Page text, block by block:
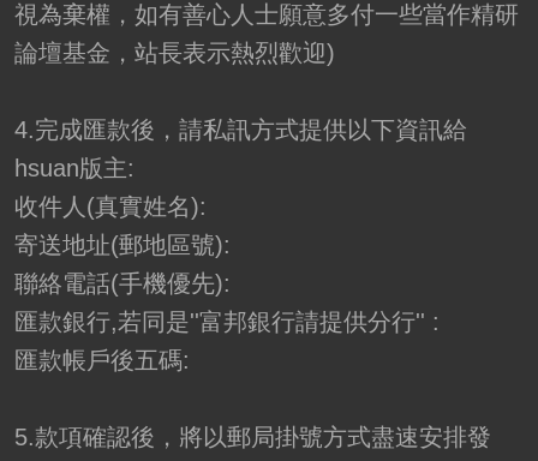
視為棄權，如有善心人士願意多付一些當作精研
論壇基金，站長表示熱烈歡迎)
4.完成匯款後，請私訊方式提供以下資訊給
hsuan版主:
收件人(真實姓名):
寄送地址(郵地區號):
聯絡電話(手機優先):
匯款銀行,若同是''富邦銀行請提供分行'' :
匯款帳戶後五碼:
5.款項確認後，將以郵局掛號方式盡速安排發